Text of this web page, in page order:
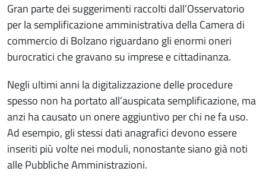
Gran parte dei suggerimenti raccolti dall’Osservatorio
per la semplificazione amministrativa della Camera di
commercio di Bolzano riguardano gli enormi oneri
burocratici che gravano su imprese e cittadinanza.
Negli ultimi anni la digitalizzazione delle procedure
spesso non ha portato all’auspicata semplificazione, ma
anzi ha causato un onere aggiuntivo per chi ne fa uso.
Ad esempio, gli stessi dati anagrafici devono essere
inseriti più volte nei moduli, nonostante siano già noti
alle Pubbliche Amministrazioni.